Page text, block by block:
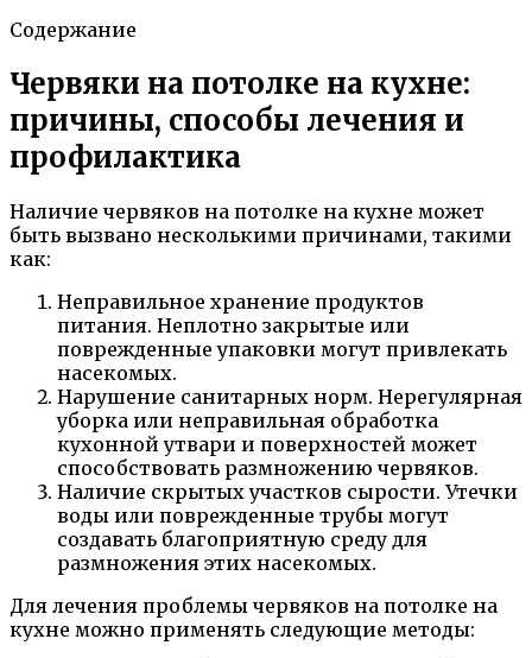
Содержание
Червяки на потолке на кухне:
причины, способы лечения и
профилактика
Наличие червяков на потолке на кухне может
быть вызвано несколькими причинами, такими
как:
Неправильное хранение продуктов
питания. Неплотно закрытые или
поврежденные упаковки могут привлекать
насекомых.
Нарушение санитарных норм. Нерегулярная
уборка или неправильная обработка
кухонной утвари и поверхностей может
способствовать размножению червяков.
Наличие скрытых участков сырости. Утечки
воды или поврежденные трубы могут
создавать благоприятную среду для
размножения этих насекомых.
Для лечения проблемы червяков на потолке на
кухне можно применять следующие методы: